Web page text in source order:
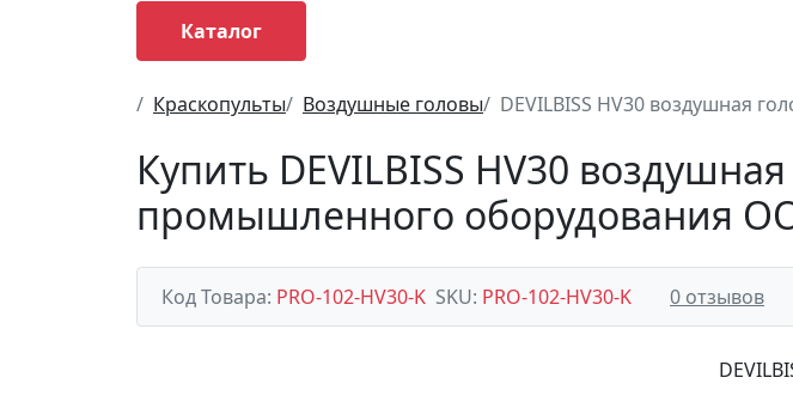
Каталог
Краскопульты Воздушные головы DEVILBISS HV30 воздушная
Купить DEVILBISS HV30
промышленного оборудования
Код Товара: PRO-102-HV30-K SKU: PRO-102-HV30-K 0 отзывов